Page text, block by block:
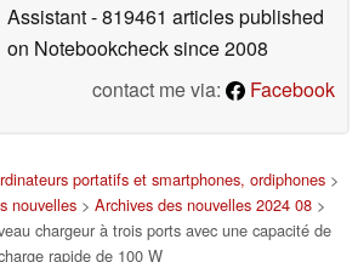
Assistant- 819461 articles published
on Notebookchecksince 2008
contact me via:
Facebook
portatifs et smartphones, ordiphones >
nouvelles > Archives des nouvelles 2024 08 >
chargeur à trois ports avec une capacité de
rapide de 100 W